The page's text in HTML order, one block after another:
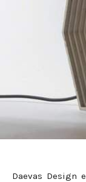
Daevas Design